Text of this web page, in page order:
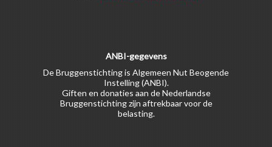
ANBI-gegevens
De Bruggenstichting is Algemeen Nut Beogende
Instelling (ANBI).
Giften en donaties aan de Nederlandse
Bruggenstichting zijn aftrekbaar voor de
belasting.